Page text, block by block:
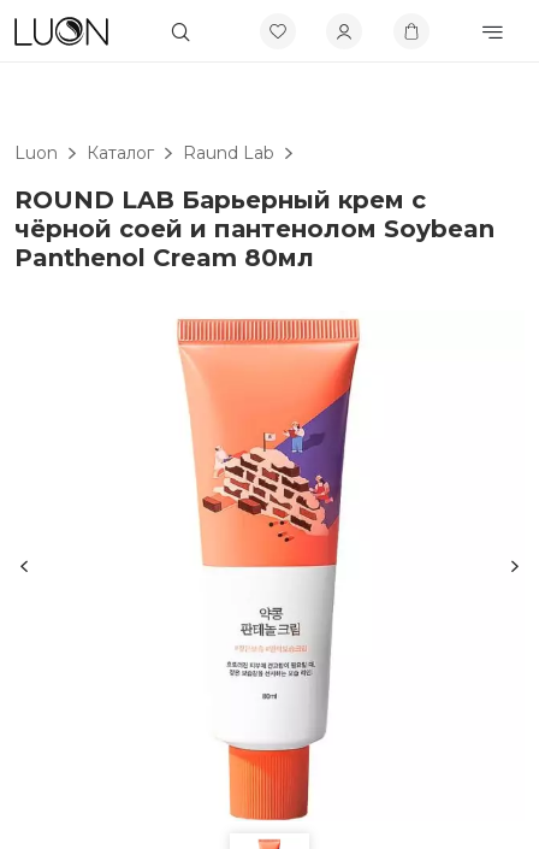
Luon Каталог Raund Lab
ROUND LAB Барьерный крем с
чёрной соей и пантенолом Soybean
Panthenol Cream 80мл